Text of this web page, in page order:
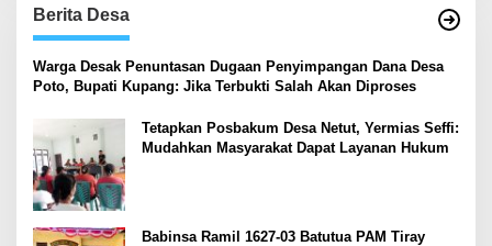
Berita Desa
‎Warga Desak Penuntasan Dugaan Penyimpangan Dana Desa
Poto, Bupati Kupang: Jika Terbukti Salah Akan Diproses
Tetapkan Posbakum Desa Netut, Yermias Seffi:
Mudahkan Masyarakat Dapat Layanan Hukum
Babinsa Ramil 1627-03 Batutua PAM Tiray